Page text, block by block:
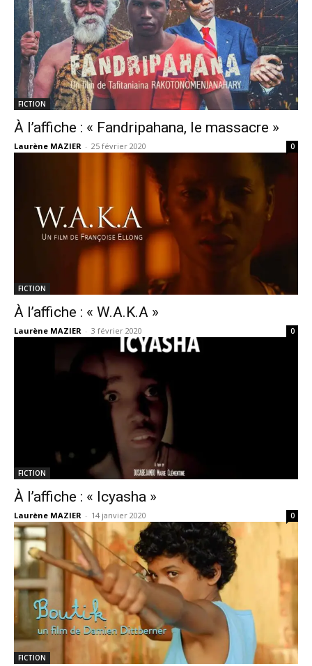
FICTION
À l’affiche : « Fandripahana, le massacre »
Laurène MAZIER - 25 février 2020 0
FICTION
À l’affiche : « W.A.K.A »
Laurène MAZIER - 3 février 2020 0
FICTION
À l’affiche : « Icyasha »
Laurène MAZIER - 14 janvier 2020 0
FICTION